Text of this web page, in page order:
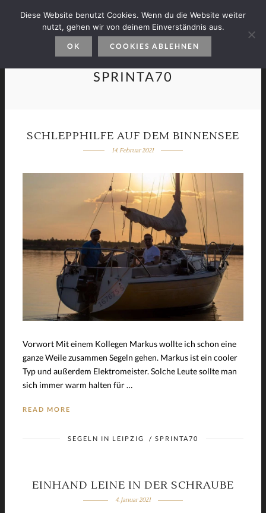
SPRINTA70
SCHLEPPHILFE AUF DEM BINNENSEE
14. Februar 2021
Vorwort Mit einem Kollegen Markus wollte ich schon eine
ganze Weile zusammen Segeln gehen. Markus ist ein cooler
Typ und außerdem Elektromeister. Solche Leute sollte man
sich immer warm halten für …
READ MORE
SEGELN IN LEIPZIG / SPRINTA70
EINHAND LEINE IN DER SCHRAUBE
4. Januar 2021
Diese Website benutzt Cookies. Wenn du die Website weiter
nutzt, gehen wir von deinem Einverständnis aus.
OK COOKIES ABLEHNEN